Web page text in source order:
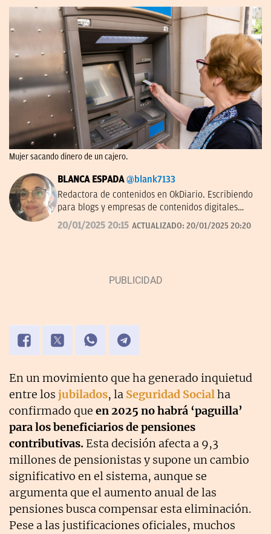
Mujer sacando dinero de un cajero.
BLANCA ESPADA @blank7133
Redactora de contenidos en OkDiario. Escribiendo
para blogs y empresas de contenidos digitales
desde 2007.
20/01/2025 20:15 ACTUALIZADO: 20/01/2025 20:20
En un movimiento que ha generado inquietud
entre los jubilados, la Seguridad Socialha
confirmado que en 2025 no habrá ‘paguilla’
para los beneficiarios de pensiones
contributivas. Esta decisión afecta a 9,3
millones de pensionistas y supone un cambio
significativo en el sistema, aunque se
argumenta que el aumento anual de las
pensiones busca compensar esta eliminación.
Pese a las justificaciones oficiales, muchos